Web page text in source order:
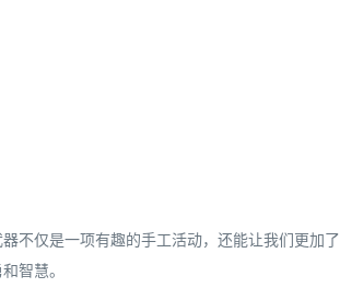
不仅是一项有趣的手工活动，还能让我们更加了
智慧。